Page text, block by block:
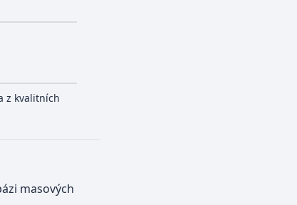
z kvalitních
masových